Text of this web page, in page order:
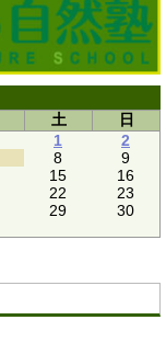
土
日
1
2
8
9
15
16
22
23
29
30